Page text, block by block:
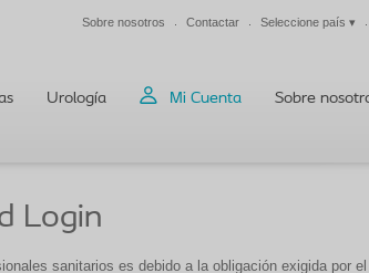
Sobre nosotros Contactar Seleccione país ▾
Urología Mi Cuenta Sobre
Login
sanitarios es debido a la obligación exigida por